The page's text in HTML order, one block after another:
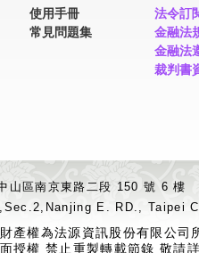
使用手冊
常見問題集
法令訂
金融法
金融法
裁判書
山區南京東路二段 150 號 6 樓
E. RD., Taipei
產權為法源資訊股份有限公司
授權 禁止重製轉載節錄 敬請